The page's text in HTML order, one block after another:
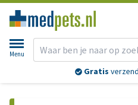
Menu
Gratis